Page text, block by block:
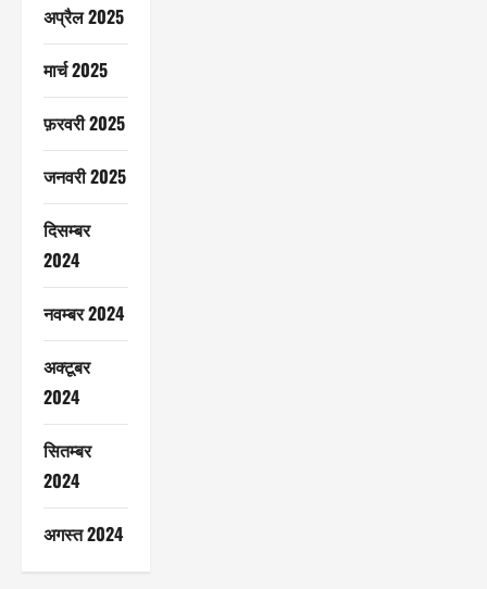
अप्रैल 2025
मार्च 2025
फ़रवरी 2025
जनवरी 2025
दिसम्बर
2024
नवम्बर 2024
अक्टूबर
2024
सितम्बर
2024
अगस्त 2024